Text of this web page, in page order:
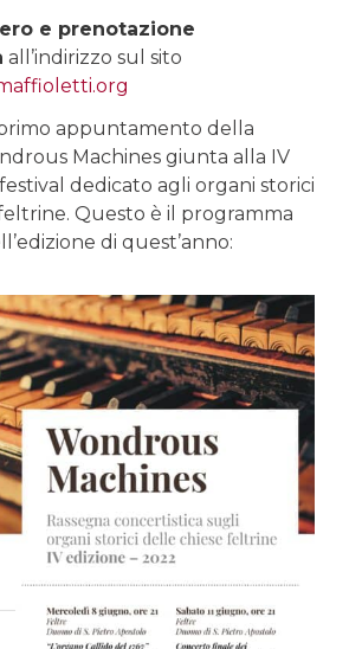
e prenotazione
all’indirizzo sul sito
primo appuntamento della
Machines giunta alla IV
dedicato agli organi storici
Questo è il programma
di quest’anno: